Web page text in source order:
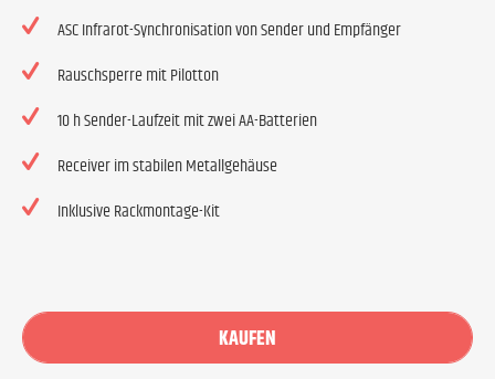
ASC Infrarot-Synchronisation von Sender und Empfänger
Rauschsperre mit Pilotton
10 h Sender-Laufzeit mit zwei AA-Batterien
Receiver im stabilen Metallgehäuse
Inklusive Rackmontage-Kit
KAUFEN